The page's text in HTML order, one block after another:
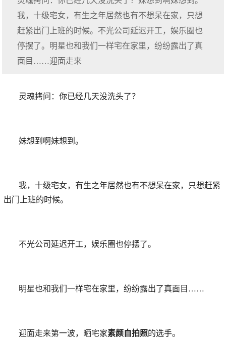
我，十级宅女，有生之年居然也有不想呆在家，只想
赶紧出门上班的时候。不光公司延迟开工，娱乐圈也
停摆了。明星也和我们一样宅在家里，纷纷露出了真
面目……迎面走来
灵魂拷问：你已经几天没洗头了？
妹想到啊妹想到。
我，十级宅女，有生之年居然也有不想呆在家，只想赶紧
出门上班的时候。
不光公司延迟开工，娱乐圈也停摆了。
明星也和我们一样宅在家里，纷纷露出了真面目……
迎面走来第一波，晒宅家素颜自拍照的选手。